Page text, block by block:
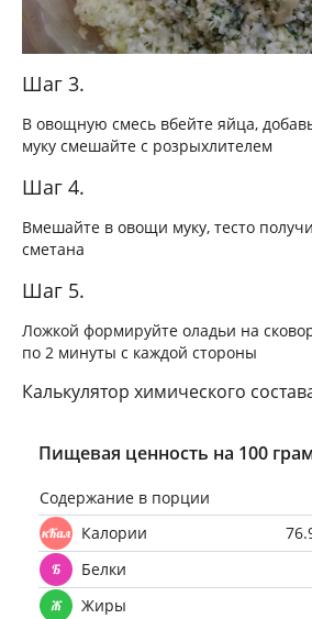
Шаг 3.
В овощную смесь вбейте яйца,
муку смешайте с розрыхлителем
Шаг 4.
Вмешайте в овощи муку, тесто
сметана
Шаг 5.
Ложкой формируйте оладьи на
по 2 минуты с каждой стороны
Калькулятор химического
Пищевая ценность на 100
Содержание в порции
Калории
Белки
Жиры